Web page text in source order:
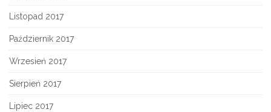
Listopad 2017
Październik 2017
Wrzesień 2017
Sierpień 2017
Lipiec 2017